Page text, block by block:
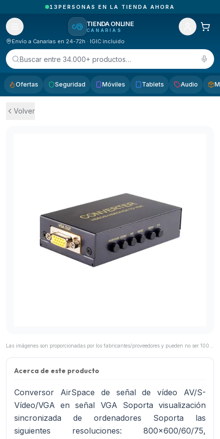
PEDIDOS RECIBIDOS HOY EN CANARIAS
TIENDA ONLINE
CANARIAS
Envío a Canarias en 24-72h · IGIC incluido
Buscar entre 34.000+ productos…
Ofertas Seguridad Móviles Tablets Audio
Volver
Acerca de este producto
Conversor AirSpace de señal de vídeo AV/S-
Vídeo/VGA en señal VGA Soporta visualización
sincronizada de ordenadores Soporta las
siguientes resoluciones: 800x600/60/75,